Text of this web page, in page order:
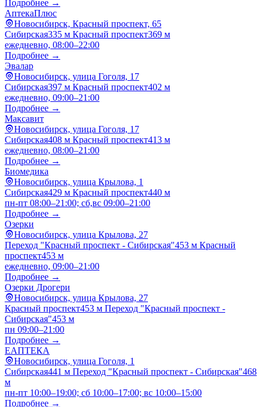
Подробнее →
АптекаПлюс
Новосибирск, Красный проспект, 65
Сибирская335 м Красный проспект369 м
ежедневно, 08:00–22:00
Подробнее →
Эвалар
Новосибирск, улица Гоголя, 17
Сибирская397 м Красный проспект402 м
ежедневно, 09:00–21:00
Подробнее →
Максавит
Новосибирск, улица Гоголя, 17
Сибирская408 м Красный проспект413 м
ежедневно, 08:00–21:00
Подробнее →
Биомедика
Новосибирск, улица Крылова, 1
Сибирская429 м Красный проспект440 м
пн-пт 08:00–21:00; сб,вс 09:00–21:00
Подробнее →
Озерки
Новосибирск, улица Крылова, 27
Переход "Красный проспект - Сибирская"453 м Красный
проспект453 м
ежедневно, 09:00–21:00
Подробнее →
Озерки Дрогери
Новосибирск, улица Крылова, 27
Красный проспект453 м Переход "Красный проспект -
Сибирская"453 м
пн 09:00–21:00
Подробнее →
ЕАПТЕКА
Новосибирск, улица Гоголя, 1
Сибирская441 м Переход "Красный проспект - Сибирская"468
м
пн-пт 10:00–19:00; сб 10:00–17:00; вс 10:00–15:00
Подробнее →